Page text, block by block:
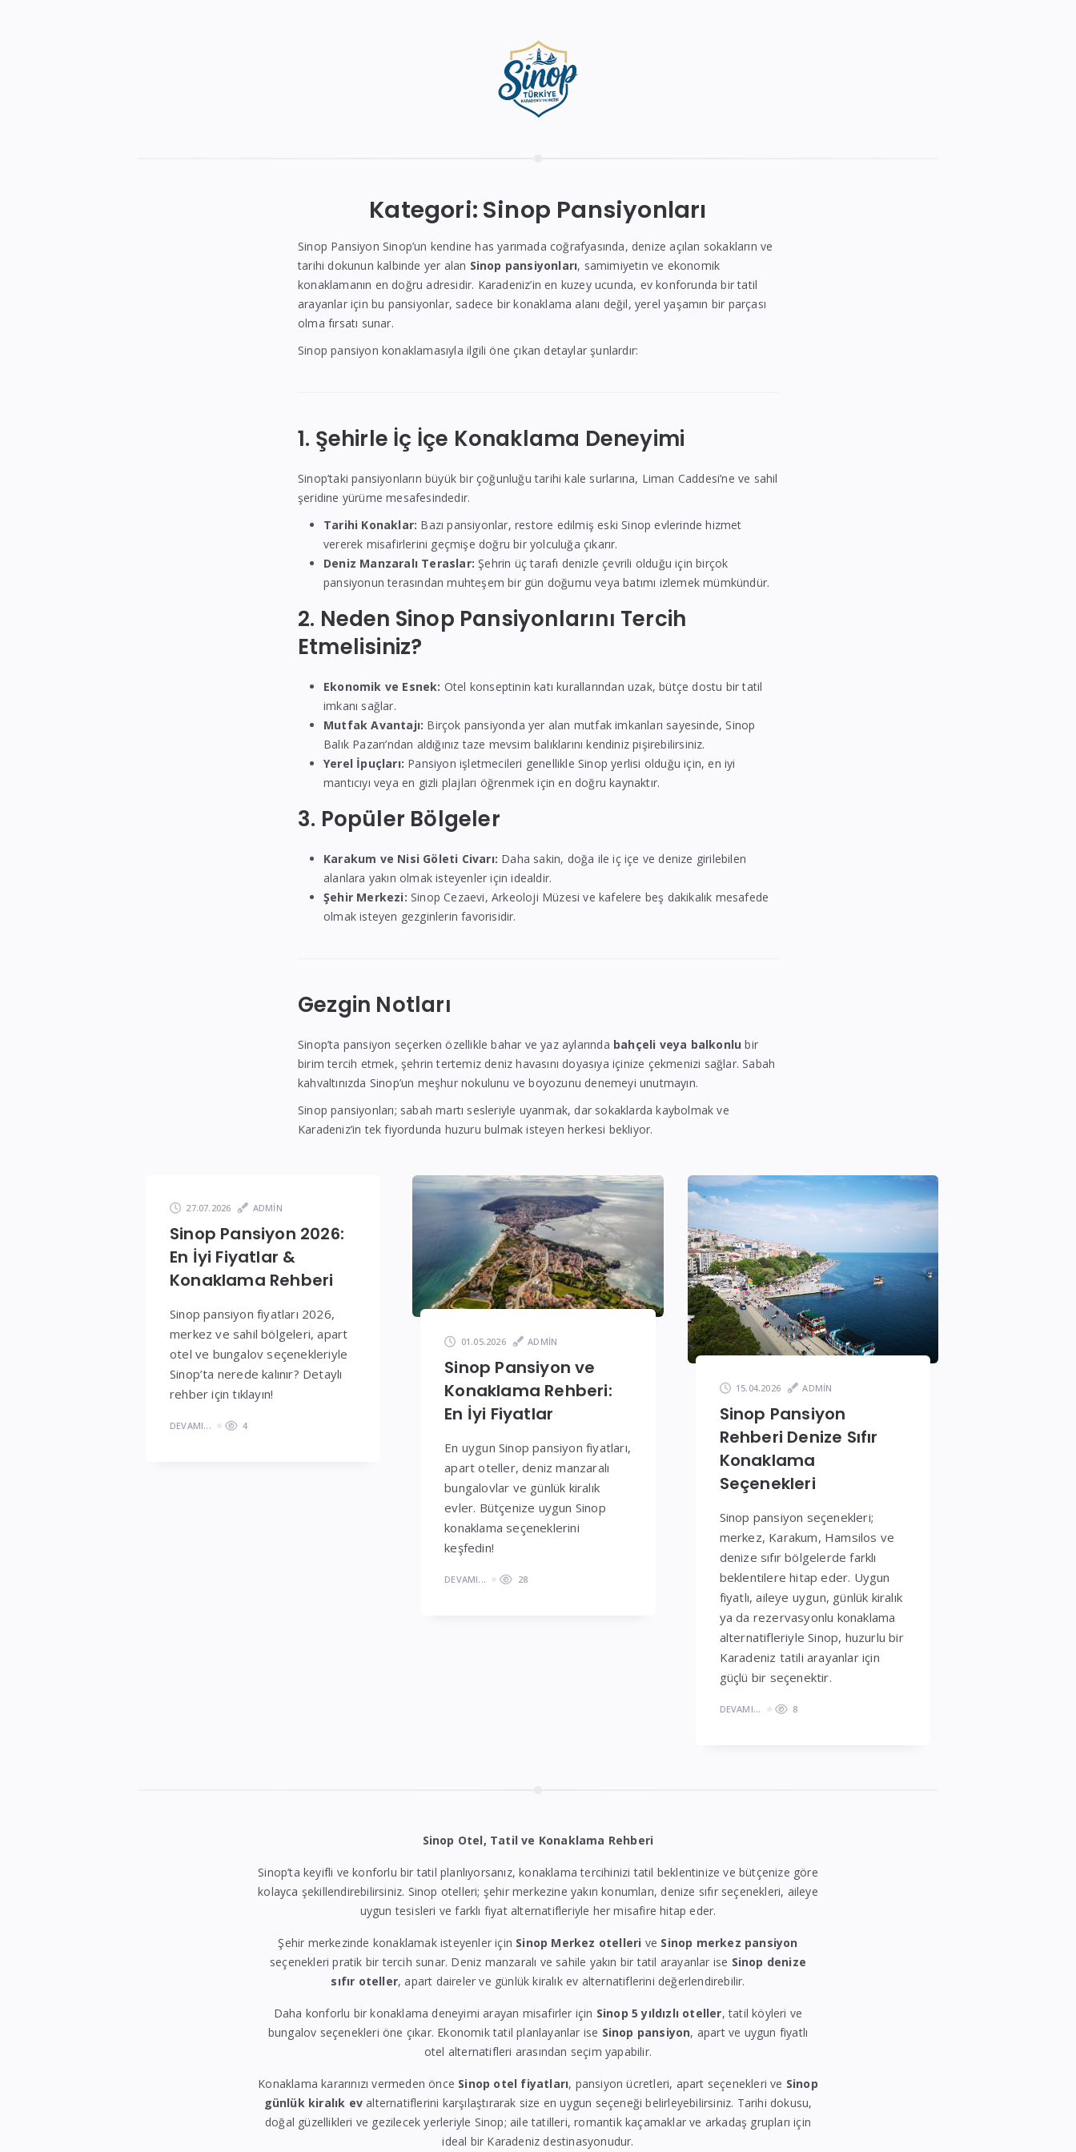
Kategori: Sinop Pansiyonları
Sinop Pansiyon Sinop’un kendine has yarımada coğrafyasında, denize açılan sokakların ve
tarihi dokunun kalbinde yer alan Sinop pansiyonları, samimiyetin ve ekonomik
konaklamanın en doğru adresidir. Karadeniz’in en kuzey ucunda, ev konforunda bir tatil
arayanlar için bu pansiyonlar, sadece bir konaklama alanı değil, yerel yaşamın bir parçası
olma fırsatı sunar.
Sinop pansiyon konaklamasıyla ilgili öne çıkan detaylar şunlardır:
1. Şehirle İç İçe Konaklama Deneyimi
Sinop’taki pansiyonların büyük bir çoğunluğu tarihi kale surlarına, Liman Caddesi’ne ve sahil
şeridine yürüme mesafesindedir.
Tarihi Konaklar: Bazı pansiyonlar, restore edilmiş eski Sinop evlerinde hizmet
vererek misafirlerini geçmişe doğru bir yolculuğa çıkarır.
Deniz Manzaralı Teraslar: Şehrin üç tarafı denizle çevrili olduğu için birçok
pansiyonun terasından muhteşem bir gün doğumu veya batımı izlemek mümkündür.
2. Neden Sinop Pansiyonlarını Tercih
Etmelisiniz?
Ekonomik ve Esnek: Otel konseptinin katı kurallarından uzak, bütçe dostu bir tatil
imkanı sağlar.
Mutfak Avantajı: Birçok pansiyonda yer alan mutfak imkanları sayesinde, Sinop
Balık Pazarı’ndan aldığınız taze mevsim balıklarını kendiniz pişirebilirsiniz.
Yerel İpuçları: Pansiyon işletmecileri genellikle Sinop yerlisi olduğu için, en iyi
mantıcıyı veya en gizli plajları öğrenmek için en doğru kaynaktır.
3. Popüler Bölgeler
Karakum ve Nisi Göleti Civarı: Daha sakin, doğa ile iç içe ve denize girilebilen
alanlara yakın olmak isteyenler için idealdir.
Şehir Merkezi: Sinop Cezaevi, Arkeoloji Müzesi ve kafelere beş dakikalık mesafede
olmak isteyen gezginlerin favorisidir.
Gezgin Notları
Sinop’ta pansiyon seçerken özellikle bahar ve yaz aylarında bahçeli veya balkonlu bir
birim tercih etmek, şehrin tertemiz deniz havasını doyasıya içinize çekmenizi sağlar. Sabah
kahvaltınızda Sinop’un meşhur nokulunu ve boyozunu denemeyi unutmayın.
Sinop pansiyonları; sabah martı sesleriyle uyanmak, dar sokaklarda kaybolmak ve
Karadeniz’in tek fiyordunda huzuru bulmak isteyen herkesi bekliyor.
27.07.2026 ADMIN
Sinop Pansiyon 2026:
En İyi Fiyatlar &
Konaklama Rehberi
Sinop pansiyon fiyatları 2026,
merkez ve sahil bölgeleri, apart
otel ve bungalov seçenekleriyle
Sinop’ta nerede kalınır? Detaylı
rehber için tıklayın!
DEVAMI... 4
01.05.2026 ADMIN
Sinop Pansiyon ve
Konaklama Rehberi:
En İyi Fiyatlar
En uygun Sinop pansiyon fiyatları,
apart oteller, deniz manzaralı
bungalovlar ve günlük kiralık
evler. Bütçenize uygun Sinop
konaklama seçeneklerini
keşfedin!
DEVAMI... 28
15.04.2026 ADMIN
Sinop Pansiyon
Rehberi Denize Sıfır
Konaklama
Seçenekleri
Sinop pansiyon seçenekleri;
merkez, Karakum, Hamsilos ve
denize sıfır bölgelerde farklı
beklentilere hitap eder. Uygun
fiyatlı, aileye uygun, günlük kiralık
ya da rezervasyonlu konaklama
alternatifleriyle Sinop, huzurlu bir
Karadeniz tatili arayanlar için
güçlü bir seçenektir.
DEVAMI... 8
Sinop Otel, Tatil ve Konaklama Rehberi
Sinop’ta keyifli ve konforlu bir tatil planlıyorsanız, konaklama tercihinizi tatil beklentinize ve bütçenize göre
kolayca şekillendirebilirsiniz. Sinop otelleri; şehir merkezine yakın konumları, denize sıfır seçenekleri, aileye
uygun tesisleri ve farklı fiyat alternatifleriyle her misafire hitap eder.
Şehir merkezinde konaklamak isteyenler için Sinop Merkez otelleri ve Sinop merkez pansiyon
seçenekleri pratik bir tercih sunar. Deniz manzaralı ve sahile yakın bir tatil arayanlar ise Sinop denize
sıfır oteller, apart daireler ve günlük kiralık ev alternatiflerini değerlendirebilir.
Daha konforlu bir konaklama deneyimi arayan misafirler için Sinop 5 yıldızlı oteller, tatil köyleri ve
bungalov seçenekleri öne çıkar. Ekonomik tatil planlayanlar ise Sinop pansiyon, apart ve uygun fiyatlı
otel alternatifleri arasından seçim yapabilir.
Konaklama kararınızı vermeden önce Sinop otel fiyatları, pansiyon ücretleri, apart seçenekleri ve Sinop
günlük kiralık ev alternatiflerini karşılaştırarak size en uygun seçeneği belirleyebilirsiniz. Tarihi dokusu,
doğal güzellikleri ve gezilecek yerleriyle Sinop; aile tatilleri, romantik kaçamaklar ve arkadaş grupları için
ideal bir Karadeniz destinasyonudur.